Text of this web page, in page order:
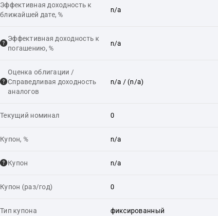
Эффективная доходность к
ближайшей дате, %
n/a
Эффективная доходность к
погашению, %
n/a
Оценка облигации /
Справедливая доходность
аналогов
n/a / (n/a)
Текущий номинал 0
Купон, % n/a
Купон n/a
Купон (раз/год) 0
Тип купона фиксированный